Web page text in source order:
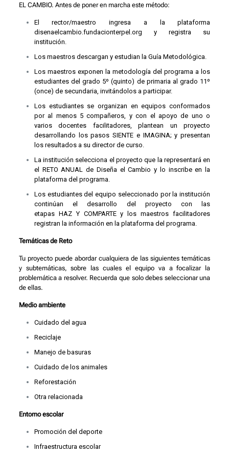
EL CAMBIO. Antes de poner en marcha este método:
El rector/maestro ingresa a la plataforma
disenaelcambio.fundacionterpel.org y registra su
institución.
Los maestros descargan y estudian la Guía Metodológica.
Los maestros exponen la metodología del programa a los
estudiantes del grado 5º (quinto) de primaria al grado 11º
(once) de secundaria, invitándolos a participar.
Los estudiantes se organizan en equipos conformados
por al menos 5 compañeros, y con el apoyo de uno o
varios docentes facilitadores, plantean un proyecto
desarrollando los pasos SIENTE e IMAGINA; y presentan
los resultados a su director de curso.
La institución selecciona el proyecto que la representará en
el RETO ANUAL de Diseña el Cambio y lo inscribe en la
plataforma del programa.
Los estudiantes del equipo seleccionado por la institución
continúan el desarrollo del proyecto con las
etapas HAZ Y COMPARTE y los maestros facilitadores
registran la información en la plataforma del programa.
Temáticas de Reto
Tu proyecto puede abordar cualquiera de las siguientes temáticas
y subtemáticas, sobre las cuales el equipo va a focalizar la
problemática a resolver. Recuerda que solo debes seleccionar una
de ellas.
Medio ambiente
Cuidado del agua
Reciclaje
Manejo de basuras
Cuidado de los animales
Reforestación
Otra relacionada
Entorno escolar
Promoción del deporte
Infraestructura escolar